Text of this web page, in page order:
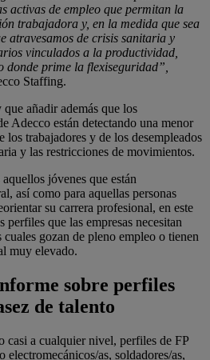
activas de empleo que permitan la
trabajadora y, en la medida que sea
atravesamos de crisis sanitaria y
vinculados a la productividad,
donde prime la flexiseguridad”,
Staffing.
que añadir además que los
Adecco están detectando una menor
trabajadores y de los desempleados
y las restricciones de movimientos.
jóvenes que están
así como para aquellas personas
su carrera profesional, en este
que las empresas necesitan
gozan de pleno empleo o tienen
muy elevado.
sobre perfiles
de talento
casi a cualquier nivel, perfiles de FP
electromecánicos/as, soldadores/as,